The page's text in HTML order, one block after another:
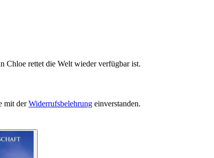
Chloe rettet die Welt wieder verfügbar ist.
mit derWiderrufsbelehrung einverstanden.